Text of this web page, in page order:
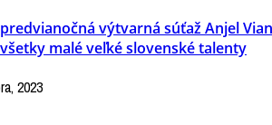
výtvarná súťaž Anjel
malé veľké slovenské talenty
2023